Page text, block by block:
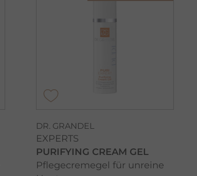
DR. GRANDEL
EXPERTS
PURIFYING CREAM GEL
Pflegecremegel für unreine